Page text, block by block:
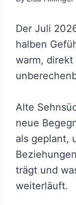
Der Juli
halben
warm, direkt
Alte
neue
als geplant,
trägt und
weiterläuft.